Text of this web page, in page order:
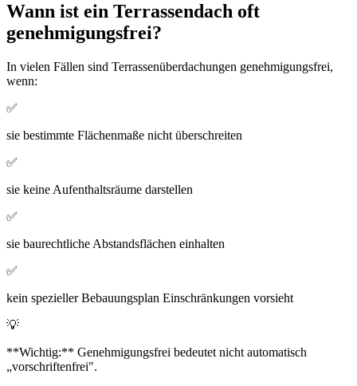
Wann ist ein Terrassendach oft
genehmigungsfrei?
In vielen Fällen sind Terrassenüberdachungen genehmigungsfrei,
wenn:
✅
sie bestimmte Flächenmaße nicht überschreiten
✅
sie keine Aufenthaltsräume darstellen
✅
sie baurechtliche Abstandsflächen einhalten
✅
kein spezieller Bebauungsplan Einschränkungen vorsieht
💡
**Wichtig:** Genehmigungsfrei bedeutet nicht automatisch
„vorschriftenfrei".